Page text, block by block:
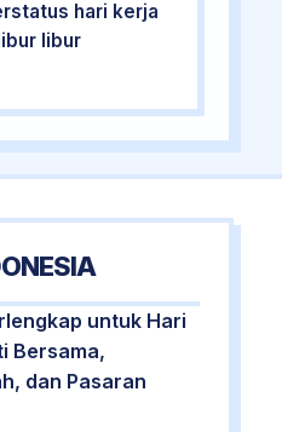
hari kerja
libur
untuk Hari
Bersama,
dan Pasaran